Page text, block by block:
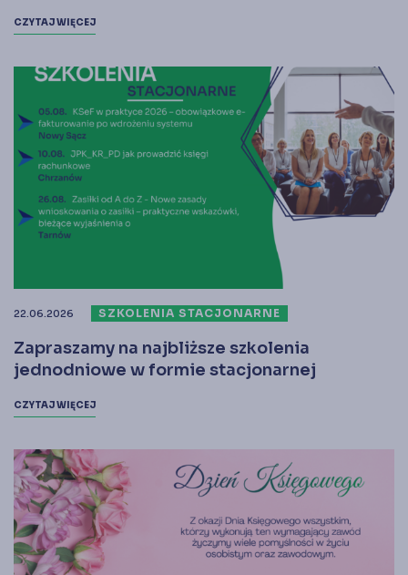
CZYTAJ WIĘCEJ
22.06.2026 SZKOLENIA STACJONARNE
Zapraszamy na najbliższe szkolenia
jednodniowe w formie stacjonarnej
CZYTAJ WIĘCEJ